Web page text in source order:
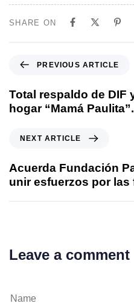
SHARE ON
PREVIOUS ARTICLE
Total respaldo de DIF
hogar “Mamá Paulita”.
NEXT ARTICLE
Acuerda Fundación
unir esfuerzos por las
Leave a comment